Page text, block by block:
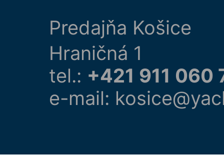
Predajňa Košice
Hraničná 1
tel.: +421 911 060
e-mail: